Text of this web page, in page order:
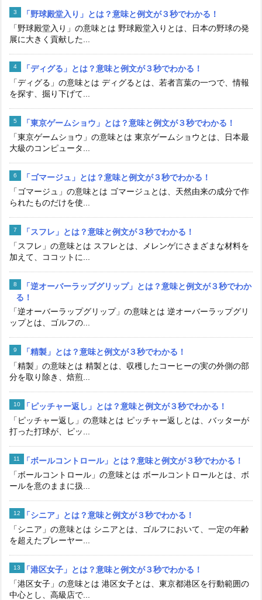
「野球殿堂入り」とは？意味と例文が３秒でわかる！
「野球殿堂入り」の意味とは 野球殿堂入りとは、日本の野球の発
展に大きく貢献した...
「ディグる」とは？意味と例文が３秒でわかる！
「ディグる」の意味とは ディグるとは、若者言葉の一つで、情報
を探す、掘り下げて...
「東京ゲームショウ」とは？意味と例文が３秒でわかる！
「東京ゲームショウ」の意味とは 東京ゲームショウとは、日本最
大級のコンピュータ...
「ゴマージュ」とは？意味と例文が３秒でわかる！
「ゴマージュ」の意味とは ゴマージュとは、天然由来の成分で作
られたものだけを使...
「スフレ」とは？意味と例文が３秒でわかる！
「スフレ」の意味とは スフレとは、メレンゲにさまざまな材料を
加えて、ココットに...
「逆オーバーラップグリップ」とは？意味と例文が３秒でわか
る！
「逆オーバーラップグリップ」の意味とは 逆オーバーラップグリ
ップとは、ゴルフの...
「精製」とは？意味と例文が３秒でわかる！
「精製」の意味とは 精製とは、収穫したコーヒーの実の外側の部
分を取り除き、焙煎...
「ピッチャー返し」とは？意味と例文が３秒でわかる！
「ピッチャー返し」の意味とは ピッチャー返しとは、バッターが
打った打球が、ピッ...
「ボールコントロール」とは？意味と例文が３秒でわかる！
「ボールコントロール」の意味とは ボールコントロールとは、ボ
ールを意のままに扱...
「シニア」とは？意味と例文が３秒でわかる！
「シニア」の意味とは シニアとは、ゴルフにおいて、一定の年齢
を超えたプレーヤー...
「港区女子」とは？意味と例文が３秒でわかる！
「港区女子」の意味とは 港区女子とは、東京都港区を行動範囲の
中心とし、高級店で...